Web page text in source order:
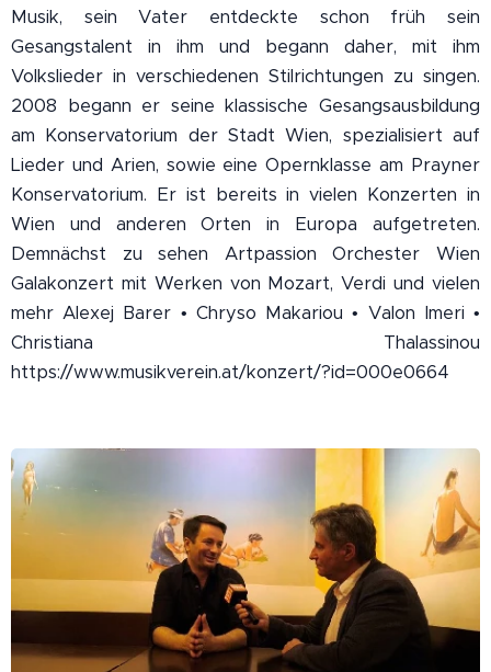
Musik, sein Vater entdeckte schon früh sein
Gesangstalent in ihm und begann daher, mit ihm
Volkslieder in verschiedenen Stilrichtungen zu singen.
2008 begann er seine klassische Gesangsausbildung
am Konservatorium der Stadt Wien, spezialisiert auf
Lieder und Arien, sowie eine Opernklasse am Prayner
Konservatorium. Er ist bereits in vielen Konzerten in
Wien und anderen Orten in Europa aufgetreten.
Demnächst zu sehen Artpassion Orchester Wien
Galakonzert mit Werken von Mozart, Verdi und vielen
mehr Alexej Barer • Chryso Makariou • Valon Imeri •
Christiana Thalassinou
https://www.musikverein.at/konzert/?id=000e0664